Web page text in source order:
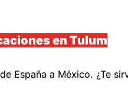
en Tulum
España a México. ¿Te